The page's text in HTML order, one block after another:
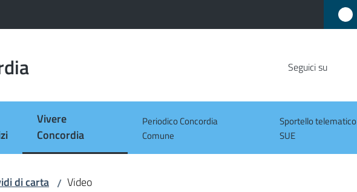
Seguici su
Vivere
Concordia
Menu selezionato
Periodico Concordia
Comune
Sportello telematico
SUE
di carta / Video